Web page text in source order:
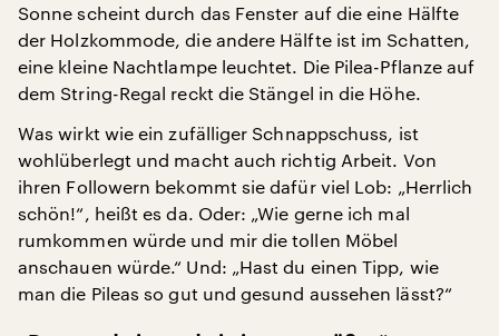
Sonne scheint durch das Fenster auf die eine Hälfte
der Holzkommode, die andere Hälfte ist im Schatten,
eine kleine Nachtlampe leuchtet. Die Pilea-Pflanze auf
dem String-Regal reckt die Stängel in die Höhe.
Was wirkt wie ein zufälliger Schnappschuss, ist
wohlüberlegt und macht auch richtig Arbeit. Von
ihren Followern bekommt sie dafür viel Lob: „Herrlich
schön!“, heißt es da. Oder: „Wie gerne ich mal
rumkommen würde und mir die tollen Möbel
anschauen würde.“ Und: „Hast du einen Tipp, wie
man die Pileas so gut und gesund aussehen lässt?“